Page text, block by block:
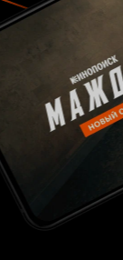
мне не нужна